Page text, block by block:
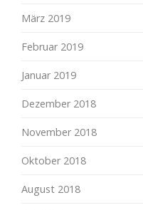
März 2019
Februar 2019
Januar 2019
Dezember 2018
November 2018
Oktober 2018
August 2018